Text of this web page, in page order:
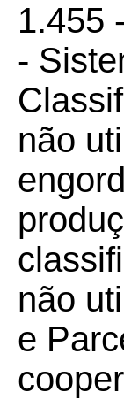
1.455
-
não
não
e